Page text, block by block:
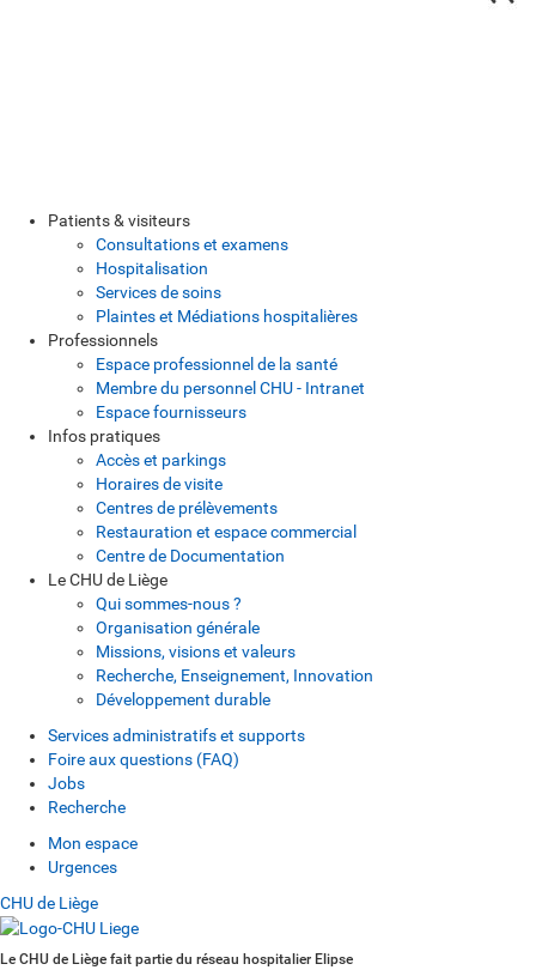
Patients & visiteurs
Consultations et examens
Hospitalisation
Services de soins
Plaintes et Médiations hospitalières
Professionnels
Espace professionnel de la santé
Membre du personnel CHU - Intranet
Espace fournisseurs
Infos pratiques
Accès et parkings
Horaires de visite
Centres de prélèvements
Restauration et espace commercial
Centre de Documentation
Le CHU de Liège
Qui sommes-nous ?
Organisation générale
Missions, visions et valeurs
Recherche, Enseignement, Innovation
Développement durable
Services administratifs et supports
Foire aux questions (FAQ)
Jobs
Recherche
Mon espace
Urgences
CHU de Liège
Le CHU de Liège fait partie du réseau hospitalier Elipse